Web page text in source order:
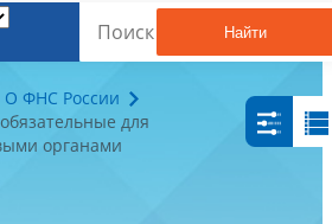
Найти
О ФНС России
для
органами